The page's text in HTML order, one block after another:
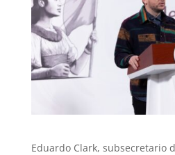
Eduardo Clark, subsecretario